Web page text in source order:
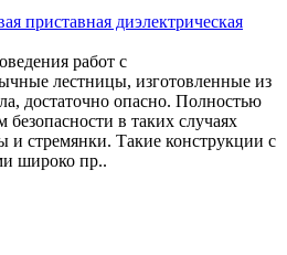
приставная диэлектрическая
работ с
лестницы, изготовленные из
достаточно опасно. Полностью
безопасности в таких случаях
и стремянки. Такие конструкции с
широко пр..